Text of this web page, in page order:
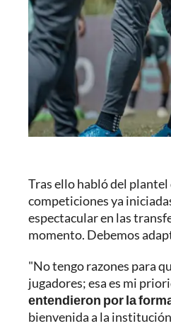
Tras ello habló del plantel
competiciones ya
espectacular en las
momento. Debemos
"No tengo razones para
jugadores; esa es mi
entendieron por la
bienvenida a la